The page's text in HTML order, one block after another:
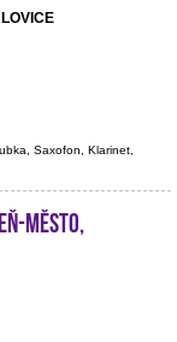
Saxofon, Klarinet,
město,